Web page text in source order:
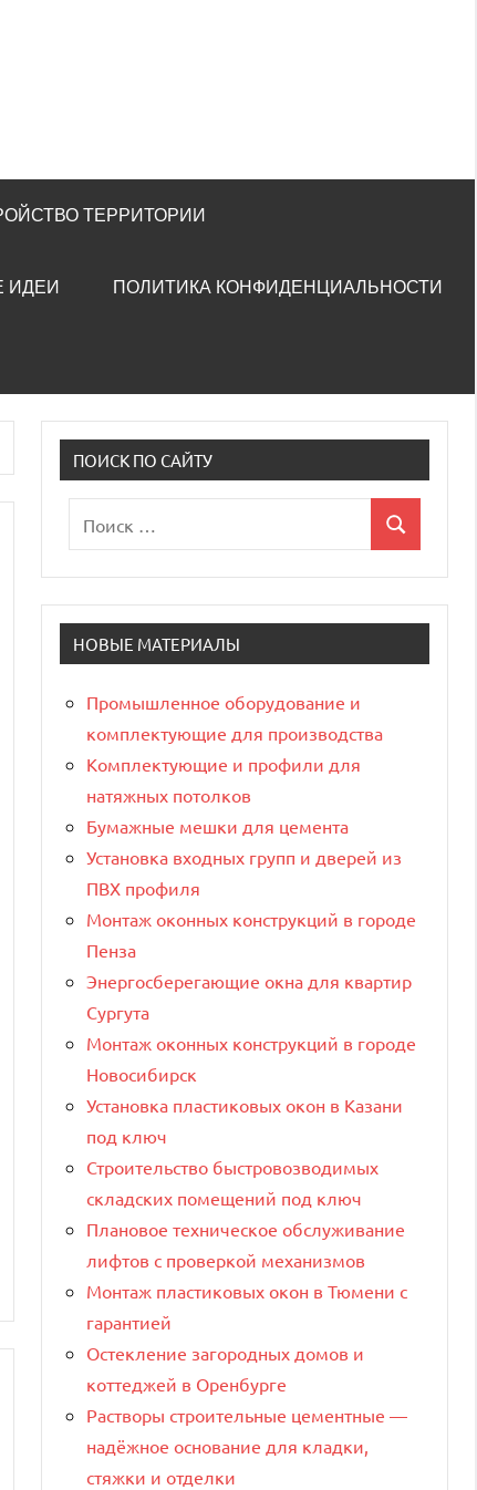
ТЕРРИТОРИИ
ИДЕИ ПОЛИТИКА КОНФИДЕНЦИАЛЬНОСТИ
ПОИСК ПО САЙТУ
для:
Поиск
НОВЫЕ МАТЕРИАЛЫ
Промышленное оборудование и
комплектующие для производства
Комплектующие и профили для
натяжных потолков
Бумажные мешки для цемента
Установка входных групп и дверей из
ПВХ профиля
Монтаж оконных конструкций в городе
Пенза
Энергосберегающие окна для квартир
Сургута
Монтаж оконных конструкций в городе
Новосибирск
Установка пластиковых окон в Казани
под ключ
Строительство быстровозводимых
складских помещений под ключ
Плановое техническое обслуживание
лифтов с проверкой механизмов
Монтаж пластиковых окон в Тюмени с
гарантией
Остекление загородных домов и
коттеджей в Оренбурге
Растворы строительные цементные —
надёжное основание для кладки,
стяжки и отделки